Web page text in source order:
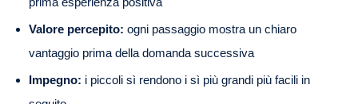
Valore percepito: ogni passaggio mostra un chiaro
vantaggio prima della domanda successiva
Impegno: i piccoli sì rendono i sì più grandi più facili in